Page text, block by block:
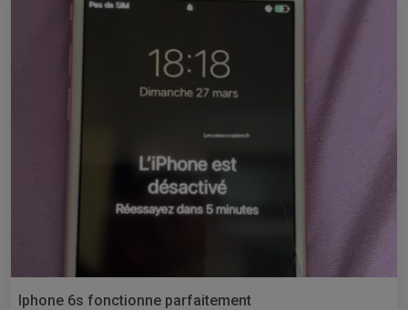
Iphone 6s fonctionne parfaitement